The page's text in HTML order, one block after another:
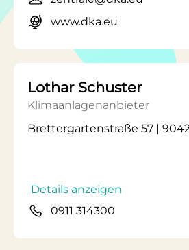
www.dka.eu
Lothar Schuster
Klimaanlagenanbieter
Brettergartenstraße 57 |
Details anzeigen
0911 314300